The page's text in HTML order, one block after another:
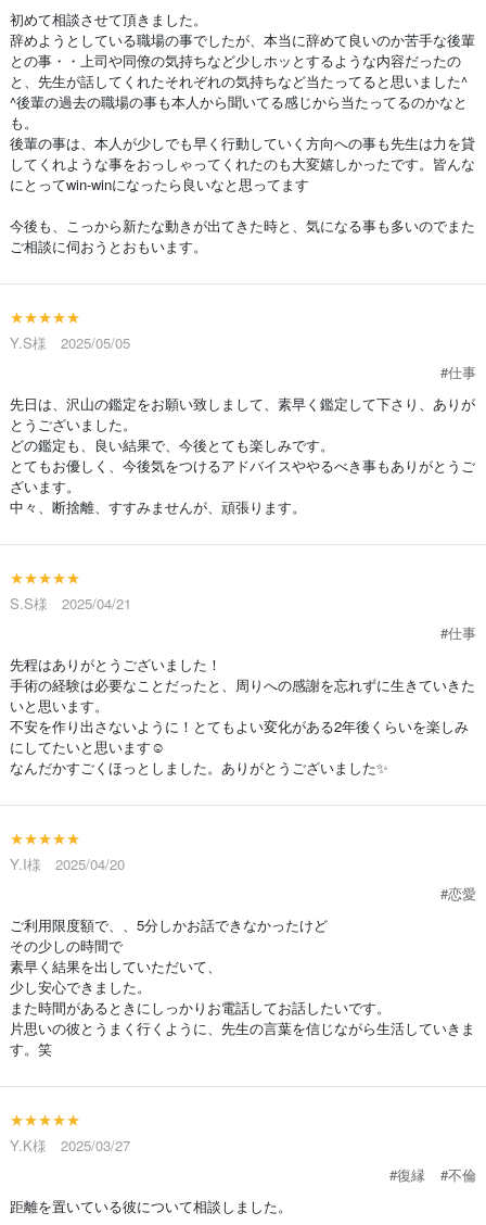
初めて相談させて頂きました。
辞めようとしている職場の事でしたが、本当に辞めて良いのか苦手な後輩
との事・・上司や同僚の気持ちなど少しホッとするような内容だったの
と、先生が話してくれたそれぞれの気持ちなど当たってると思いました^
^後輩の過去の職場の事も本人から聞いてる感じから当たってるのかなと
も。
後輩の事は、本人が少しでも早く行動していく方向への事も先生は力を貸
してくれような事をおっしゃってくれたのも大変嬉しかったです。皆んな
にとってwin-winになったら良いなと思ってます
今後も、こっから新たな動きが出てきた時と、気になる事も多いのでまた
ご相談に伺おうとおもいます。
★★★★★
Y.S様 2025/05/05
#仕事
先日は、沢山の鑑定をお願い致しまして、素早く鑑定して下さり、ありが
とうございました。
どの鑑定も、良い結果で、今後とても楽しみです。
とてもお優しく、今後気をつけるアドバイスややるべき事もありがとうご
ざいます。
中々、断捨離、すすみませんが、頑張ります。
★★★★★
S.S様 2025/04/21
#仕事
先程はありがとうございました！
手術の経験は必要なことだったと、周りへの感謝を忘れずに生きていきた
いと思います。
不安を作り出さないように！とてもよい変化がある2年後くらいを楽しみ
にしてたいと思います☺️
なんだかすごくほっとしました。ありがとうございました✨️
★★★★★
Y.I様 2025/04/20
#恋愛
ご利用限度額で、、5分しかお話できなかったけど
その少しの時間で
素早く結果を出していただいて、
少し安心できました。
また時間があるときにしっかりお電話してお話したいです。
片思いの彼とうまく行くように、先生の言葉を信じながら生活していきま
す。笑
★★★★★
Y.K様 2025/03/27
#復縁
#不倫
距離を置いている彼について相談しました。